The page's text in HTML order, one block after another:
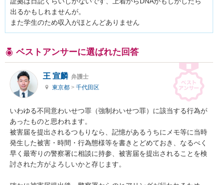
出るかもしれませんが。
また学生のため収入がほとんどありません
ベストアンサーに選ばれた回答
王 宣麟 弁護士
東京都 > 千代田区
いわゆる不同意わいせつ罪（強制わいせつ罪）に該当する行為が
あったものと思われます。
被害届を提出されるつもりなら、記憶があるうちにメモ等に当時
発生した被害・時間・行為態様等を書きとどめておき、なるべく
早く最寄りの警察署に相談に持参、被害届を提出されることを検
討された方がよろしいかと存じます。